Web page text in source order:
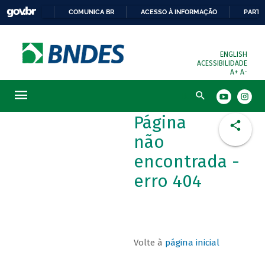
COMUNICA BR ACESSO À INFORMAÇÃO
ENGLISH
ACESSIBILIDADE
A+ A-
Busca
Página
não
encontrada -
erro 404
Volte à página inicial